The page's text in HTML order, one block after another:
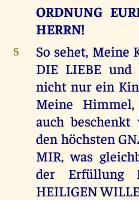
ORDNUNG
HERRN!
5
So sehet, Meine
DIE LIEBE und
nicht nur ein
Meine
auch
den höchsten
MIR, was
der Erfüllung
HEILIGEN